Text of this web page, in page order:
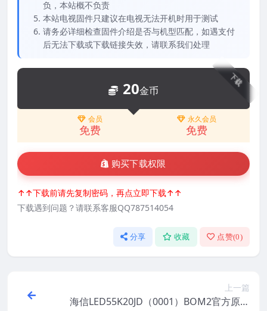
负，本站概不负责
本站电视固件只建议在电视无法开机时用于测试
请务必详细检查固件介绍是否与机型匹配，如遇支付
后无法下载或下载链接失效，请联系我们处理
下载
20金币
会员
免费
永久会员
免费
购买下载权限
↑↑下载前请先复制密码，再点立即下载↑↑
下载遇到问题？请联系客服QQ787514054
分享 收藏 点赞(0)
上一篇
海信LED55K20JD（0001）BOM2官方原厂